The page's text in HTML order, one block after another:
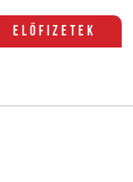
Előfizetek